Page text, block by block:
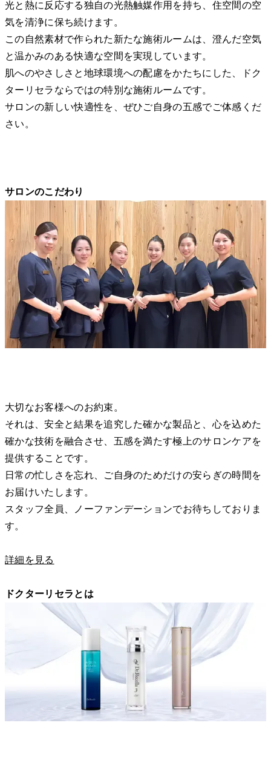
光と熱に反応する独自の光熱触媒作用を持ち、住空間の空
気を清浄に保ち続けます。
この自然素材で作られた新たな施術ルームは、澄んだ空気
と温かみのある快適な空間を実現しています。
肌へのやさしさと地球環境への配慮をかたちにした、ドク
ターリセラならではの特別な施術ルームです。
サロンの新しい快適性を、ぜひご自身の五感でご体感くだ
さい。
サロンのこだわり
大切なお客様へのお約束。
それは、安全と結果を追究した確かな製品と、心を込めた
確かな技術を融合させ、五感を満たす極上のサロンケアを
提供することです。
日常の忙しさを忘れ、ご自身のためだけの安らぎの時間を
お届けいたします。
スタッフ全員、ノーファンデーションでお待ちしておりま
す。
詳細を見る
ドクターリセラとは